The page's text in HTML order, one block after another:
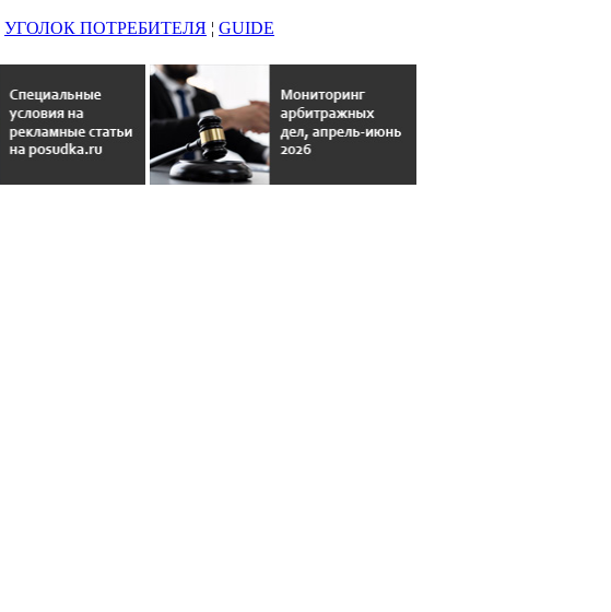
УГОЛОК ПОТРЕБИТЕЛЯ ¦ GUIDE